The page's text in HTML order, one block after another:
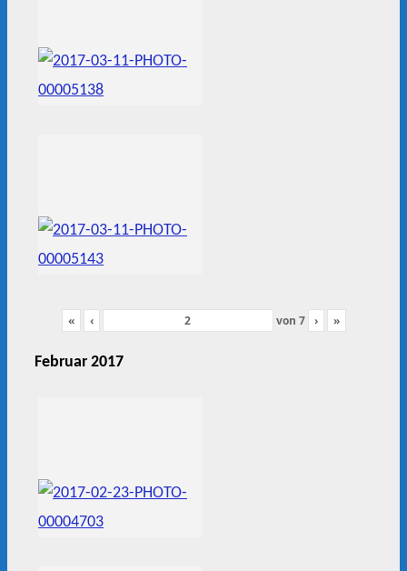
« ‹ von 7 › »
Februar 2017